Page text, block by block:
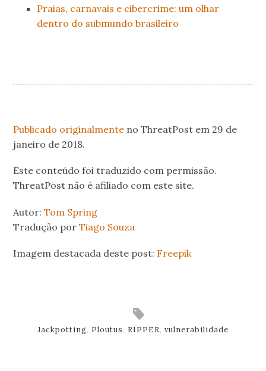
Praias, carnavais e cibercrime: um olhar
dentro do submundo brasileiro
Publicado originalmente no ThreatPost em 29 de
janeiro de 2018.
Este conteúdo foi traduzido com permissão.
ThreatPost não é afiliado com este site.
Autor:Tom Spring
Tradução porTiago Souza
Imagem destacada deste post: Freepik
Jackpotting, Ploutus, RIPPER, vulnerabilidade